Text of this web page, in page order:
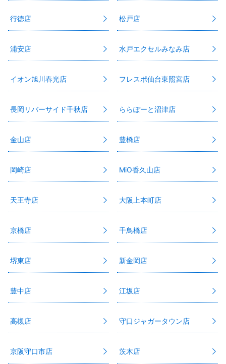
行徳店 松戸店
浦安店 水戸エクセルみなみ店
イオン旭川春光店 フレスポ仙台東照宮店
長岡リバーサイド千秋店 ららぽーと沼津店
金山店 豊橋店
岡崎店 MiO香久山店
天王寺店 大阪上本町店
京橋店 千鳥橋店
堺東店 新金岡店
豊中店 江坂店
高槻店 守口ジャガータウン店
京阪守口市店 茨木店